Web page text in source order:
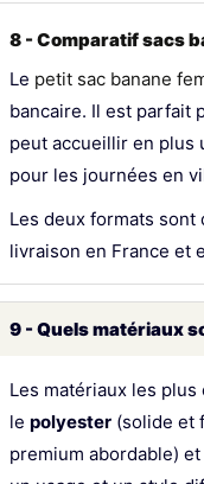
8 - Comparatif sacs
Le petit sac banane
bancaire. Il est parfait
peut accueillir en
pour les journées en
Les deux formats
livraison en France et
9 - Quels matériaux
Les matériaux les
le polyester (solide et
premium abordable) et